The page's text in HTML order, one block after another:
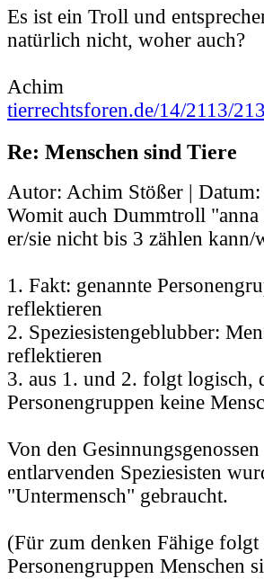
Es ist ein Troll und
natürlich nicht, woher auch?
Achim
tierrechtsforen.de/14/2113/
Re: Menschen sind Tiere
Autor: Achim Stößer | Datum:
Womit auch Dummtroll "anna
er/sie nicht bis 3 zählen kann/
1. Fakt: genannte
reflektieren
2. Speziesistengeblubber:
reflektieren
3. aus 1. und 2. folgt logisch,
Personengruppen keine
Von den
entlarvenden Speziesisten
"Untermensch" gebraucht.
(Für zum denken Fähige
Personengruppen Menschen